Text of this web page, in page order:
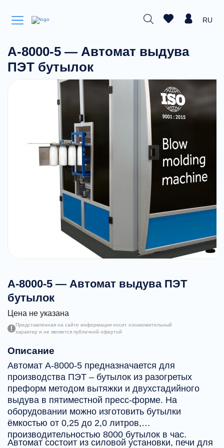
RU
А-8000-5 — Автомат выдува
ПЭТ бутылок
А-8000-5 — Автомат выдува ПЭТ
бутылок
Цена не указана
Представленная на сайте информация носит ознакомительный
характер и не является публичной офертой
Описание
Автомат А-8000-5 предназначается для
производства ПЭТ – бутылок из разогретых
преформ методом вытяжки и двухстадийного
выдува в пятиместной пресс-форме. На
оборудовании можно изготовить бутылки
ёмкостью от 0,25 до 2,0 литров,
производительностью 8000 бутылок в час.
Автомат состоит из силовой установки, печи для